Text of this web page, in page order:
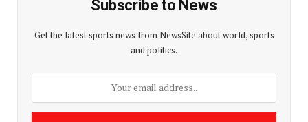
Subscribe to News
Get the latest sports news from NewsSite about world, sports
and politics.